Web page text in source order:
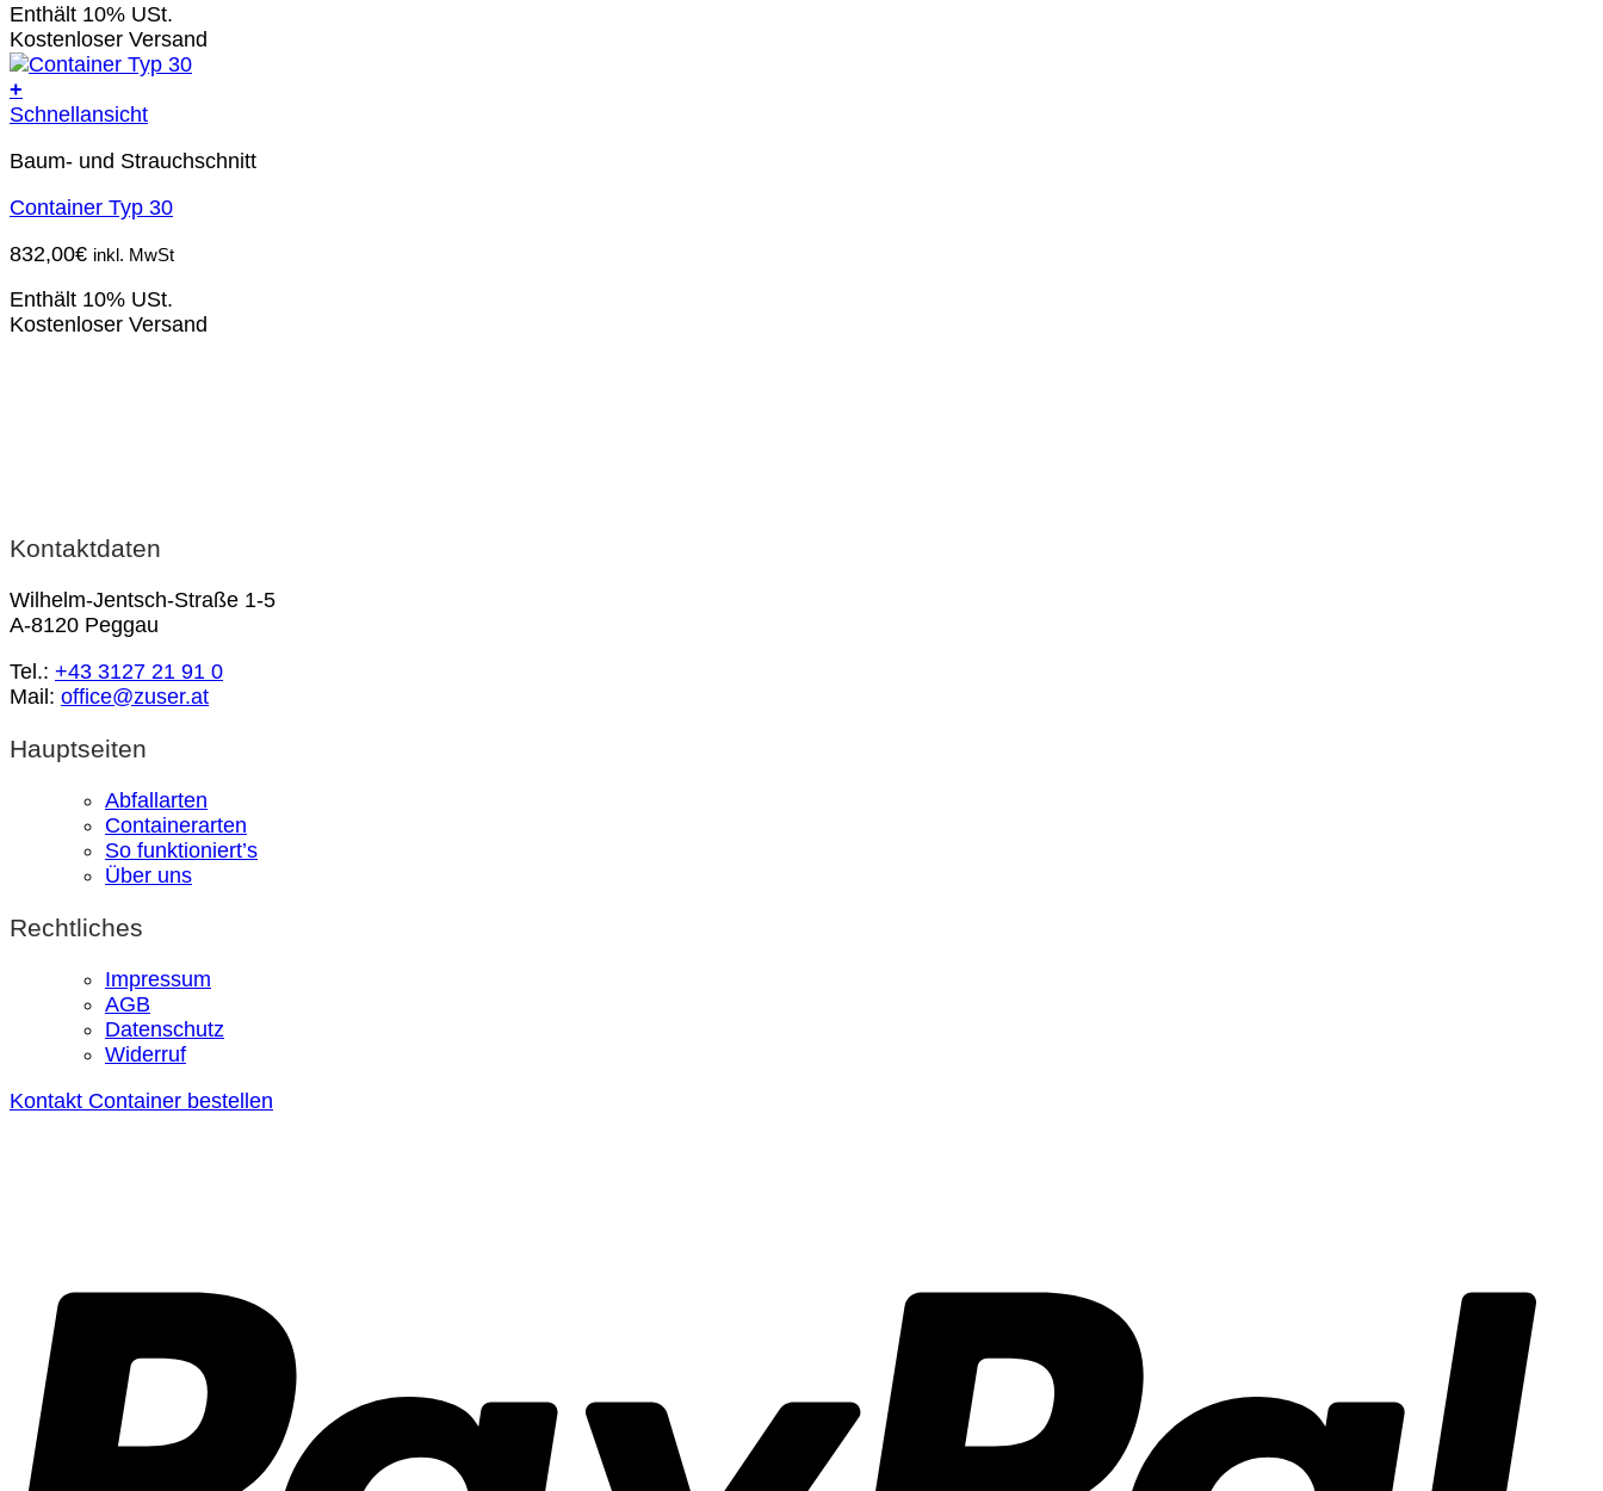
Enthält 10% USt.
Kostenloser Versand
+
Schnellansicht
Baum- und Strauchschnitt
Container Typ 30
832,00€ inkl. MwSt
Enthält 10% USt.
Kostenloser Versand
Kontaktdaten
Wilhelm-Jentsch-Straße 1-5
A-8120 Peggau
Tel.: +43 3127 21 91 0
Mail: office@zuser.at
Hauptseiten
Abfallarten
Containerarten
So funktioniert’s
Über uns
Rechtliches
Impressum
AGB
Datenschutz
Widerruf
Kontakt Container bestellen